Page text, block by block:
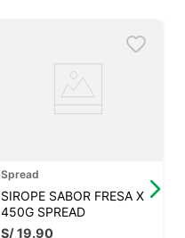
Spread
SIROPE SABOR FRESA X
450G SPREAD
S/19.90